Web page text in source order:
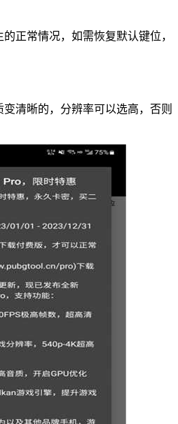
正常情况，如需恢复默认键位，
清晰的，分辨率可以选高，否则